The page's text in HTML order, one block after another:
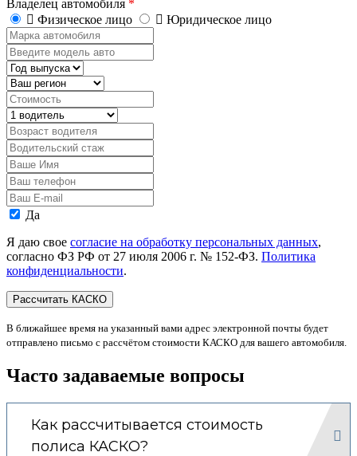
Владелец автомобиля *
Физическое лицо
Юридическое лицо
Марка
автомобиля
Введите
модель
авто
Год
выпуска
Регион
Стоимость,
руб.
Водитель
Возраст
водителя
Водительский
стаж
Ваше
Имя
Ваш
телефон
Ваш
E-
mail
Персональные
Да
Я даю свое согласие на обработку персональных данных,
согласно ФЗ РФ от 27 июля 2006 г. № 152-ФЗ. Политика
конфиденциальности.
В ближайшее время на указанный вами адрес электронной почты будет
отправлено письмо с рассчётом стоимости КАСКО для вашего автомобиля.
Часто задаваемые вопросы
Как рассчитывается стоимость
полиса КАСКО?